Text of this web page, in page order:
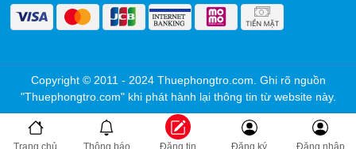
Copyright © 2011 - 2024 Thuephongtro.com. Ghi rõ nguồn
"Thuephongtro.com" khi phát hành lại thông tin từ website này.
Trang chủ Thông báo Đăng tin Đăng ký Đăng nhập